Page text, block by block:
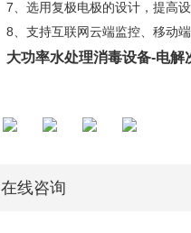
7、选用复极电极的设计，提高
8、支持互联网云端监控、移动
大功率水处理消毒设备-电解
在线咨询